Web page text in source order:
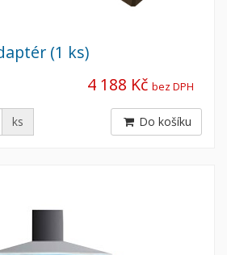
(1 ks)
4 188 Kč bez DPH
ks Do košíku